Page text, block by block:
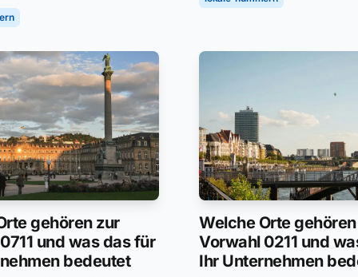
gehören zur
und was das für
bedeutet
Welche Orte
Vorwahl 0211 und
Ihr Unternehmen